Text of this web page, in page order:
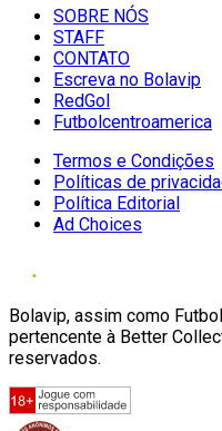
SOBRE NÓS
STAFF
CONTATO
Escreva no Bolavip
RedGol
Futbolcentroamerica
Termos e Condições
Políticas de
Política Editorial
Ad Choices
Bolavip, assim como
pertencente à Better
reservados.